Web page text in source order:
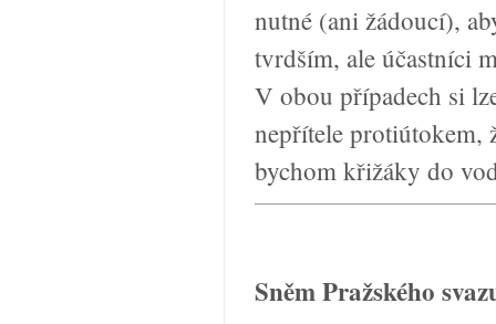
nutné (ani žádoucí),
tvrdším, ale účastníci
V obou případech si
nepřítele protiútokem,
bychom křižáky do
Sněm Pražského